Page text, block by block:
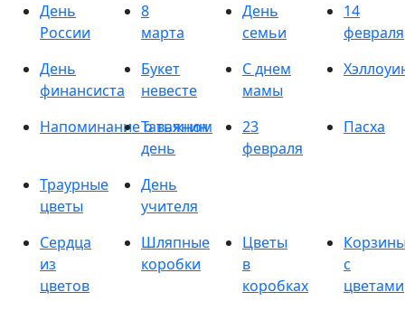
День
России
8
марта
День
семьи
14
февраля
День
финансиста
Букет
невесте
С днем
мамы
Напоминание о важном
Татьянин
день
23
февраля
Пасха
Траурные
цветы
День
учителя
Сердца
из
цветов
Шляпные
коробки
Цветы
в
коробках
с
цветами